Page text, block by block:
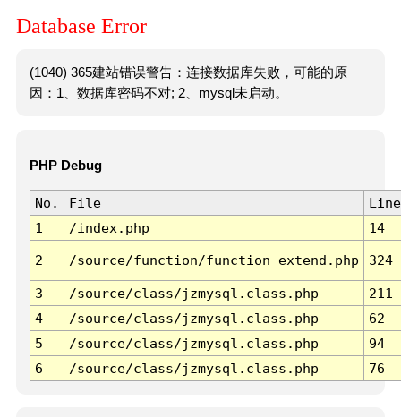
Database Error
(1040) 365建站错误警告：连接数据库失败，可能的原
因：1、数据库密码不对; 2、mysql未启动。
PHP Debug
No. File
Line
1
/index.php 14
2 /source/function/function_extend.php 324
3 /source/class/jzmysql.class.php
211
4
/source/class/jzmysql.class.php
62
5
/source/class/jzmysql.class.php
94
6
/source/class/jzmysql.class.php 76